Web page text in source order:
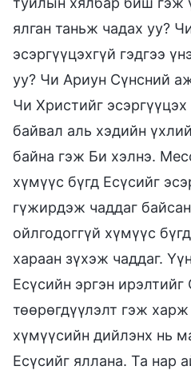
ялган таньж чадах уу?
эсэргүүцэхгүй гэдгээ
уу? Чи Ариун Сүнсний
Чи Христийг
байвал аль хэдийн
байна гэж Би хэлнэ.
хүмүүс бүгд Есүсийг
гүжирдэж чаддаг
ойлгодоггүй хүмүүс
хараан зүхэж чаддаг.
Есүсийн эргэн ирэлтийг
төөрөгдүүлэлт гэж харж
хүмүүсийн дийлэнх нь
Есүсийг яллана. Та нар